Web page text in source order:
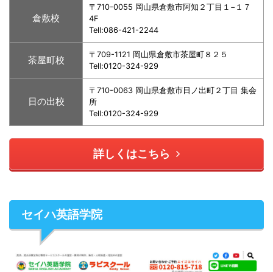
倉敷校
〒710-0055 岡山県倉敷市阿知２丁目１−１７
4F
Tell:086-421-2244
茶屋町校
〒709-1121 岡山県倉敷市茶屋町８２５
Tell:0120-324-929
日の出校
〒710-0063 岡山県倉敷市日ノ出町２丁目 集会
所
Tell:0120-324-929
詳しくはこちら
セイハ英語学院